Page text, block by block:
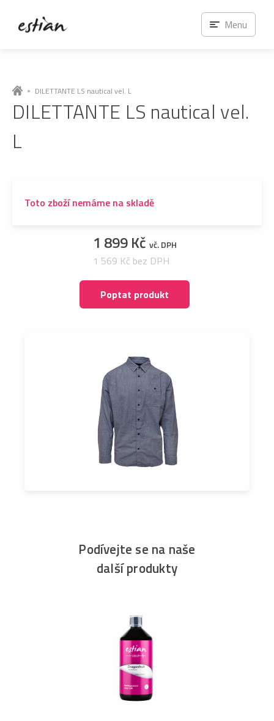
DILETTANTE LS nautical vel. L
DILETTANTE LS nautical vel.
L
Toto zboží nemáme na skladě
1 899 Kč vč. DPH
1 569 Kč bez DPH
Poptat produkt
Podívejte se na naše
další produkty
Menu